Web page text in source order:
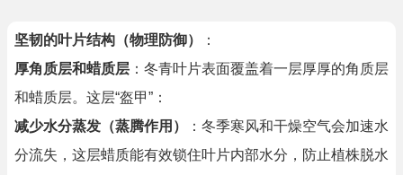
坚韧的叶片结构（物理防御）
：
厚角质层和蜡质层 ：冬青叶片表面覆盖着一层厚厚的角质层
和蜡质层。这层“盔甲”：
减少水分蒸发（蒸腾作用）
：冬季寒风和干燥空气会加速水
分流失，这层蜡质能有效锁住叶片内部水分，防止植株脱水